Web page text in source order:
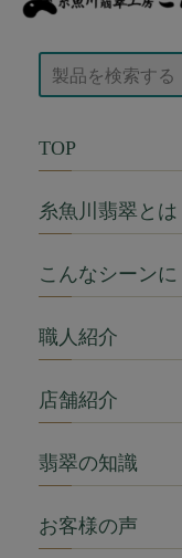
TOP
糸魚川翡翠とは
こんなシーンに
職人紹介
店舗紹介
翡翠の知識
お客様の声